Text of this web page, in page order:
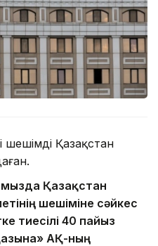
шешімді Қазақстан
Қазақстан
шешіміне сәйкес
тиесілі 40 пайыз
АҚ-ның